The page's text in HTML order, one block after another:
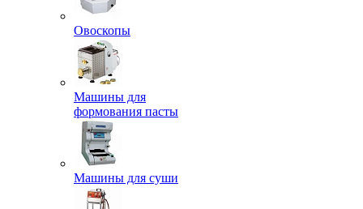
Овоскопы
Машины для
формования пасты
Машины для суши